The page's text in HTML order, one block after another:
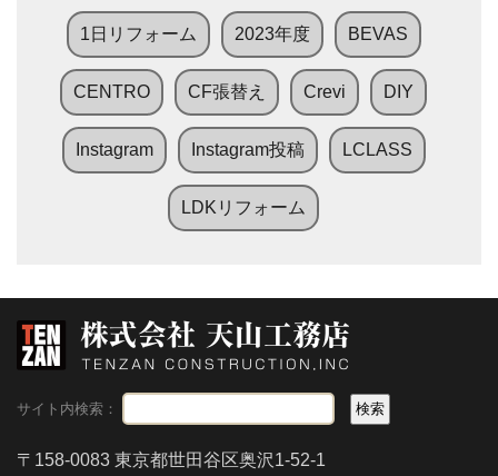
1日リフォーム 2023年度 BEVAS
CENTRO CF張替え Crevi DIY
Instagram Instagram投稿 LCLASS
LDKリフォーム
サイト内検索：
〒158-0083 東京都世田谷区奥沢1-52-1